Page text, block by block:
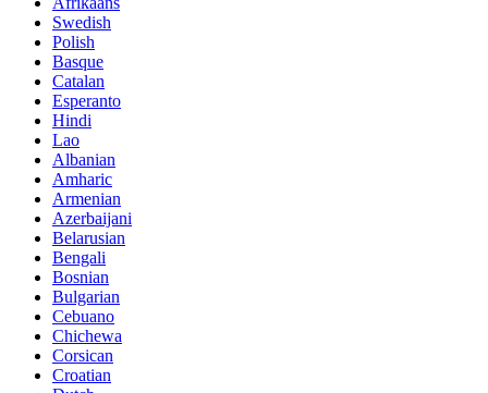
Swedish
Polish
Basque
Catalan
Esperanto
Hindi
Lao
Albanian
Amharic
Armenian
Azerbaijani
Belarusian
Bengali
Bosnian
Bulgarian
Cebuano
Chichewa
Corsican
Croatian